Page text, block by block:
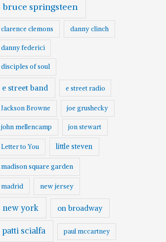
bruce springsteen
clarence clemons danny clinch
danny federici
disciples of soul
e street band e street radio
Jackson Browne joe grushecky
john mellencamp jon stewart
Letter to You little steven
madison square garden
madrid new jersey
new york on broadway
patti scialfa paul mccartney